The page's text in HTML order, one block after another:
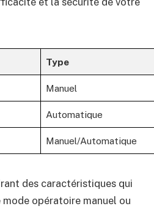
Type
Manuel
Automatique
Manuel/Automatique
des caractéristiques qui
opératoire manuel ou